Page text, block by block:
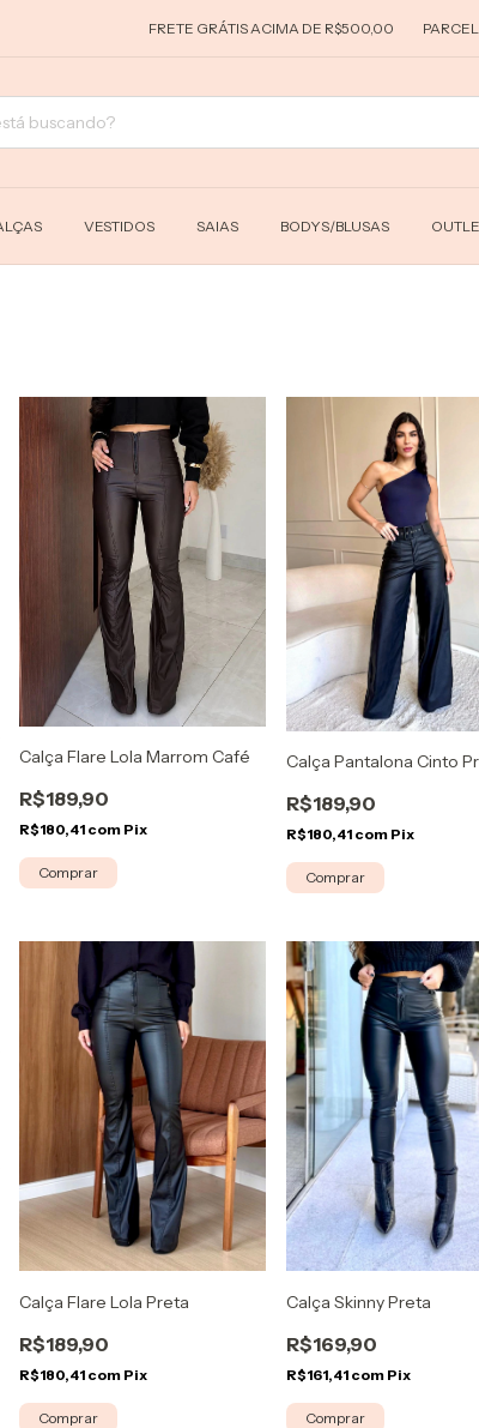
FRETE GRÁTIS ACIMA DE R$500,00
VESTIDOS SAIAS BODYS/BLUSAS
Calça Flare Lola Marrom Café
R$189,90
R$180,41 com Pix
Comprar
Calça Pantalona Cinto
R$189,90
R$180,41 com Pix
Comprar
Calça Flare Lola Preta
R$189,90
R$180,41 com Pix
Comprar
Calça Skinny Preta
R$169,90
R$161,41 com Pix
Comprar